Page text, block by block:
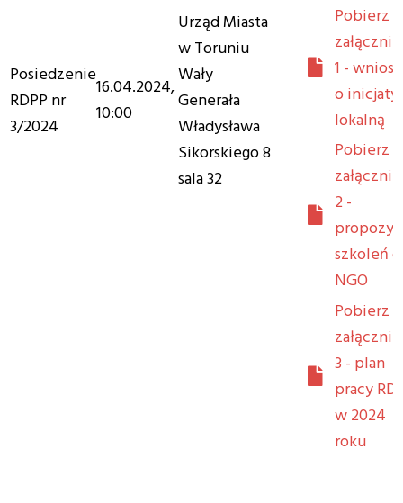
Posiedzenie
RDPP nr
3/2024
16.04.2024,
10:00
Urząd Miasta
w Toruniu
Wały
Generała
Władysława
Sikorskiego 8
sala 32
Pobierz
1 -
o
lokalną
Pobierz
2 -
szkoleń
NGO
Pobierz
3 - plan
pracy
w 2024
roku